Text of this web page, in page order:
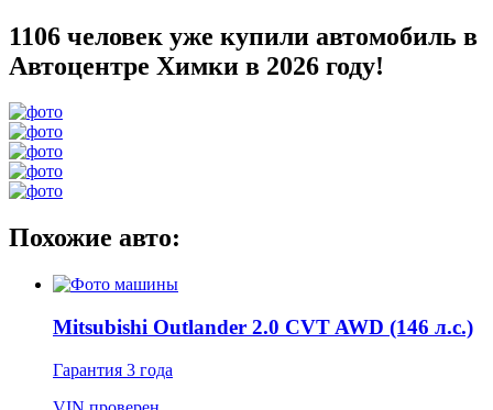
1106 человек уже купили автомобиль в
Автоцентре Химки в 2026 году!
Похожие авто:
Mitsubishi Outlander 2.0 CVT AWD (146 л.с.)
Гарантия 3 года